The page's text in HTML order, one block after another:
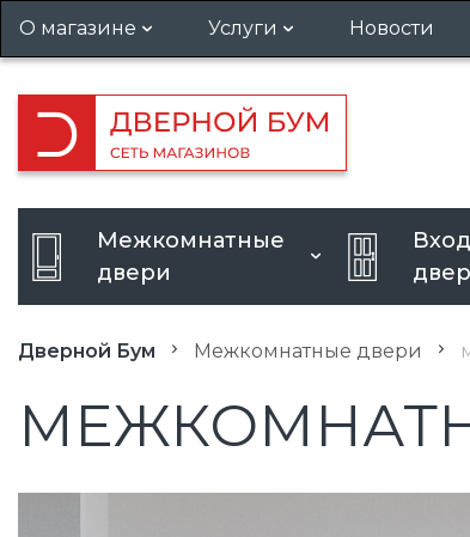
О магазине
Гарантия и возврат
Вакансии
Кредит
Услуги
Установка дверей
Вызов замерщика
Усиление дверного
Расширение дверного
Новости
Межкомнатные
двери
Дверной Бум Межкомнатные двери